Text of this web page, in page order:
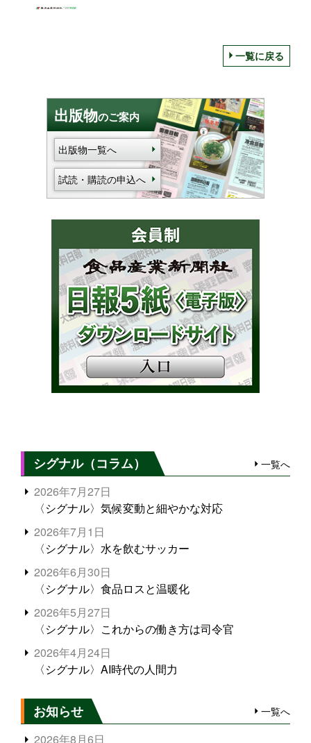
一覧に戻る
出版物のご案内
出版物一覧へ
試読・購読の申込へ
シグナル（コラム） 一覧へ
2026年7月27日
〈シグナル〉気候変動と細やかな対応
2026年7月1日
〈シグナル〉水を飲むサッカー
2026年6月30日
〈シグナル〉食品ロスと温暖化
2026年5月27日
〈シグナル〉これからの働き方は司令官
2026年4月24日
〈シグナル〉AI時代の人間力
お知らせ 一覧へ
2026年8月6日